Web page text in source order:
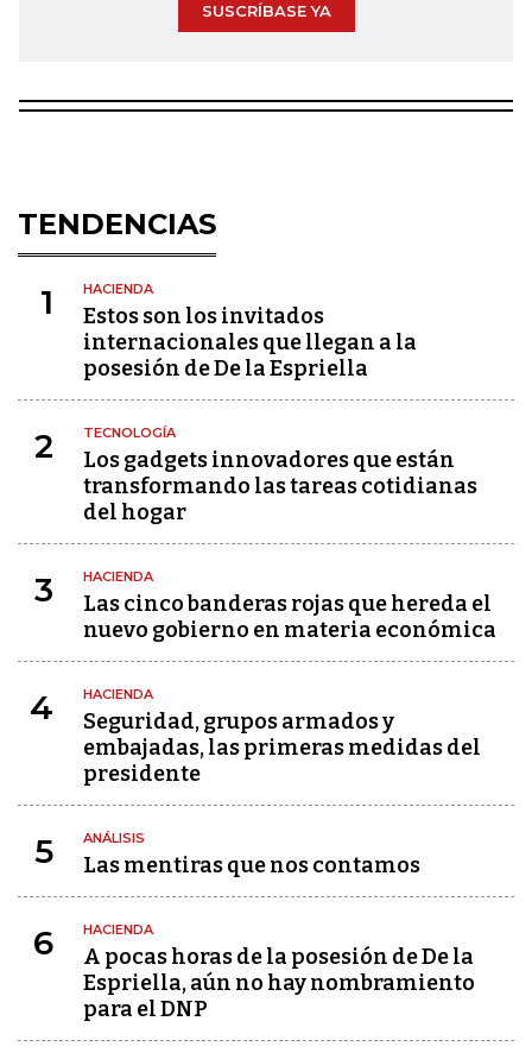
SUSCRÍBASE YA
TENDENCIAS
1 HACIENDA
Estos son los invitados
internacionales que llegan a la
posesión de De la Espriella
2 TECNOLOGÍA
Los gadgets innovadores que están
transformando las tareas cotidianas
del hogar
3 HACIENDA
Las cinco banderas rojas que hereda el
nuevo gobierno en materia económica
4 HACIENDA
Seguridad, grupos armados y
embajadas, las primeras medidas del
presidente
5 ANÁLISIS
Las mentiras que nos contamos
6 HACIENDA
A pocas horas de la posesión de De la
Espriella, aún no hay nombramiento
para el DNP